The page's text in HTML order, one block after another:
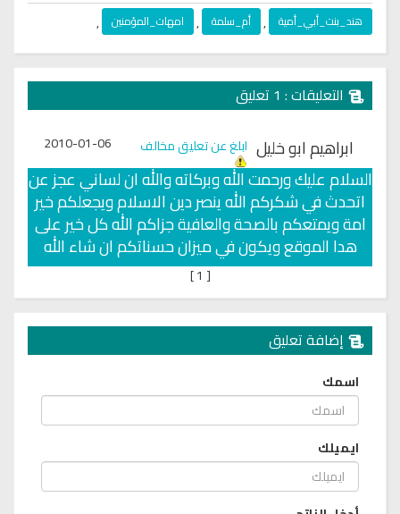
هند_بنت_أبي_أمية , أم_سلمة , امهات_المؤمنين ,
التعليقات : 1 تعليق
ابراهيم ابو خليل ابلغ عن تعليق مخالف 2010-01-06
السلام عليك ورحمت الله وبركاته والله ان لساني عجز عن
اتحدث في شكركم الله ينصر دين الاسلام ويجعلكم خير
امة ويمتعكم بالصحة والعافية جزاكم الله كل خير على
هدا الموقع ويكون في ميزان حسناتكم ان شاء الله
[
]
إضافة تعليق
اسمك
ايميلك